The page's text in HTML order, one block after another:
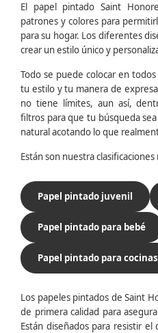
El papel pintado Saint
patrones y colores para
para su hogar. Los diferentes
crear un estilo único y
Todo se puede colocar en
tu estilo y tu manera de
no tiene límites, aun así,
filtros para que tu búsqueda
natural acotando lo que
Están son nuestra clasificaciones
Papel pintado juvenil
Papel pintado para bebé
Papel pintado para
Los papeles pintados de Saint
de primera calidad para
Están diseñados para resistir